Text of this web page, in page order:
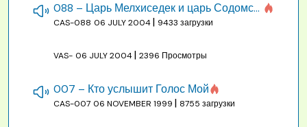
088 – Царь Мелхиседек и царь Содомский
CAS-088 06 JULY 2004| 9433 загрузки
VAS- 06 JULY 2004| 2396 Просмотры
007 – Кто услышит Голос Мой
CAS-007 06 NOVEMBER 1999 | 8755 загрузки